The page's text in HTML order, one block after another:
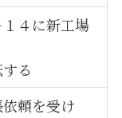
４に新工場
る
頼を受け